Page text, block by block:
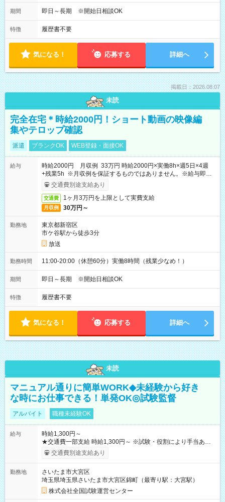
期間 即日～長期 ※開始日相談OK
特徴 履歴書不要
気になる！ 応募する 詳細へ
掲載日：2026.08.07
未読
完全在宅＊時給2000円！ショート動画の映像編
集やテロップ確認
派遣 ブランクOK WEB登録・面接OK
給与
時給2000円 月収例 33万円 時給2000円×実働8h×週5日×4週
+残業5h ※月収例を保証するものではありません。※給与即受
取りサービス利用可（利用条件有）
交通費別途支給あり
交通費 1ヶ月3万円を上限として実費支給
月収例 30万円～
勤務地
東京都新宿区
市ケ谷駅から徒歩3分
放送
勤務時間 11:00-20:00（休憩60分）実働8時間（残業少なめ！）
期間 即日～長期 ※開始日相談OK
特徴 履歴書不要
気になる！ 応募する 詳細へ
未読
マニュアル通りに簡単WORK◆未経験から好き
な時にお仕事できる！単発OK◎試験監督
アルバイト 職種未経験OK
給与
時給1,300円～
★交通費一部支給 時給1,300円～ ※試験・役割により手当あり
※勤務回数により昇給あり 【即給（前払い）オプションあ
り！】 希望される場合、勤務から1週間ほどで給与の一部を受け
例】 ・河合塾模擬試験 8:30～17:30（休憩1時間） 時給1,300円
×8時間＝日収10,400円＋交通費 ※当日の役割により時給＋100
円の場合あり ・国家試験 7:00～13:30（休憩なし） 時給1,300
円（役割手当＋100円）×6時間＝日収8,400円＋交通費 【試用期
交通費別途支給あり
勤務地
さいたま市大宮区
埼玉県埼玉県さいたま市大宮区錦町（最寄り駅：大宮駅）
株式会社全国試験運営センター